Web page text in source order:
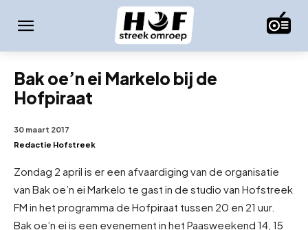
Bak oe’n ei Markelo bij de
Hofpiraat
30 maart 2017
Redactie Hofstreek
Zondag 2 april is er een afvaardiging van de organisatie
van Bak oe’n ei Markelo te gast in de studio van Hofstreek
FM in het programma de Hofpiraat tussen 20 en 21 uur.
Bak oe’n ei is een evenement in het Paasweekend 14, 15